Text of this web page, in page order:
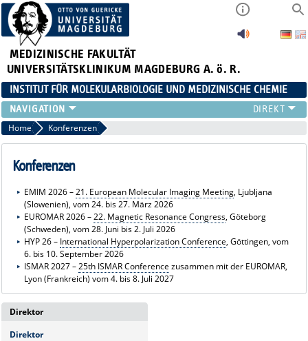
MEDIZINISCHE FAKULTÄT
UNIVERSITÄTSKLINIKUM MAGDEBURG A. ö. R.
INSTITUT FÜR MOLEKULARBIOLOGIE UND MEDIZINISCHE CHEMIE
PROFIL
STUDIUM
FORSCHUNG
KONFERENZEN
STELLENANZEIGE
Home Konferenzen
Konferenzen
EMIM 2026 –21. European Molecular Imaging Meeting, Ljubljana
(Slowenien), vom 24. bis 27. März 2026
EUROMAR 2026 –22. Magnetic Resonance Congress, Göteborg
(Schweden), vom 28. Juni bis 2. Juli 2026
HYP 26 – International Hyperpolarization Conference, Göttingen, vom
6. bis 10. September 2026
ISMAR 2027 –25th ISMAR Conference zusammen mit der EUROMAR,
Lyon (Frankreich) vom 4. bis 8. Juli 2027
Direktor
Direktor